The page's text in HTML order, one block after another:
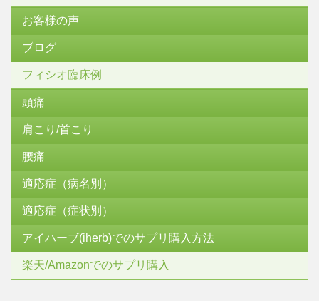
お客様の声
ブログ
フィシオ臨床例
頭痛
肩こり/首こり
腰痛
適応症（病名別）
適応症（症状別）
アイハーブ(iherb)でのサプリ購入方法
楽天/Amazonでのサプリ購入